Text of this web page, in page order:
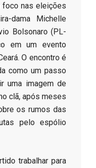
foco nas eleições
dama Michelle
Bolsonaro (PL-
em um evento
O encontro é
como um passo
uma imagem de
clã, após meses
os rumos das
pelo espólio
trabalhar para